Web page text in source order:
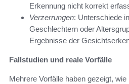
Erkennung nicht korrekt
Verzerrungen: Unterschiede
Geschlechtern oder
Ergebnisse der
Fallstudien und reale Vorfälle
Mehrere Vorfälle haben gezeigt,